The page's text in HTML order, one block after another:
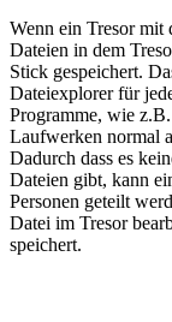
Wenn ein Tresor mit
Dateien in dem
Stick gespeichert.
Dateiexplorer für
Programme, wie
Laufwerken normal
Dadurch dass es
Dateien gibt, kann
Personen geteilt
Datei im Tresor
speichert.